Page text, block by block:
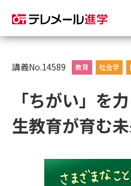
資料請求
大学・短大の資料種類から
総合型選抜・学校推薦型選抜 募
講義No.14589 教育 社会学
「ちがい」を
生教育が育む